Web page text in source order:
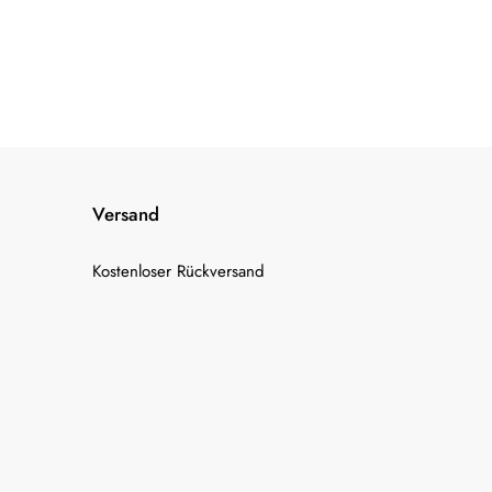
Versand
Kostenloser Rückversand